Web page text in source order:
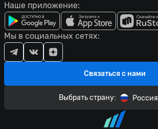
Наше приложение:
Связаться с нами
Мы в социальных сетях:
Выбрать страну: Россия